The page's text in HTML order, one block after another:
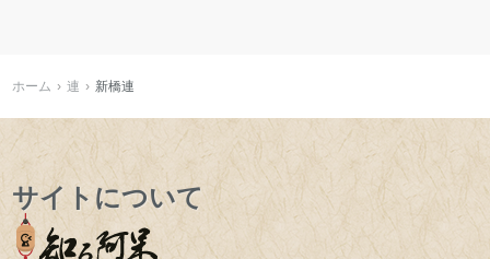
ホーム 連 新橋連
サイトについて